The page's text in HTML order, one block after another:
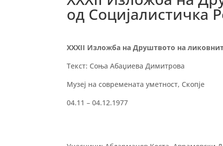
од Социјалистичка
XXXII Изложба на Друштвото на
Текст: Соња Абаџиева Димитрова
Музеј на современата уметност, Скопје
04.11 – 04.12.1977